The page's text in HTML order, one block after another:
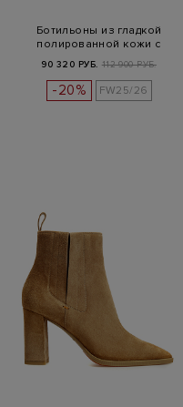
Ботильоны из гладкой
полированной кожи с
90 320 РУБ. 112 900 РУБ.
-20% FW25/26